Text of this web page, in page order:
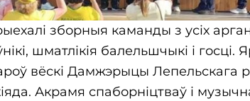
зборныя каманды з усіх
шматлікія балельшчыкі і госці.
вёскі Дамжэрыцы Лепельскага
Акрамя спаборніцтваў і